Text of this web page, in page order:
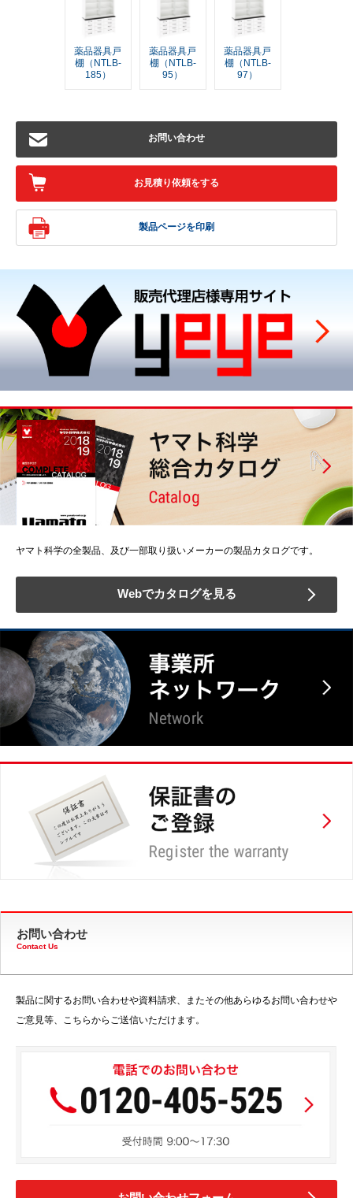
薬品器具戸
棚（NTLB-
185）
薬品器具戸
棚（NTLB-
95）
薬品器具戸
棚（NTLB-
97）
お問い合わせ
お見積り依頼をする
製品ページを印刷
ヤマト科学の全製品、及び一部取り扱いメーカーの製品カタログです。
Webでカタログを見る
お問い合わせ
Contact Us
製品に関するお問い合わせや資料請求、またその他あらゆるお問い合わせや
ご意見等、こちらからご送信いただけます。